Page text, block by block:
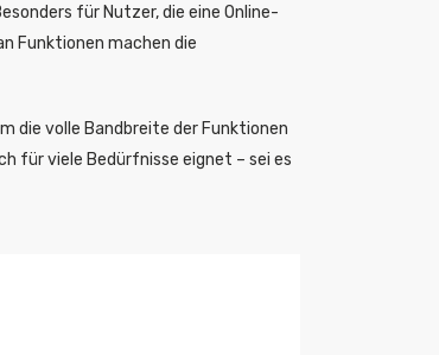
für Nutzer, die eine Online-
Funktionen machen die
die volle Bandbreite der Funktionen
für viele Bedürfnisse eignet – sei es